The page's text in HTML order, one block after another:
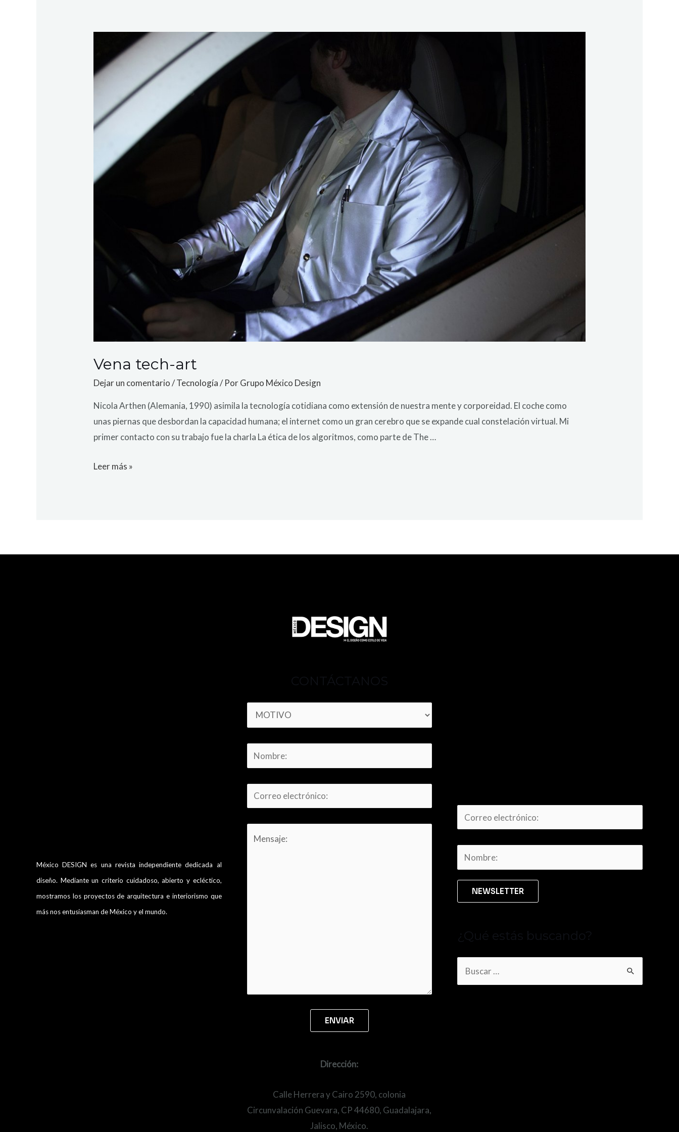
Vena tech-art
Dejar un comentario /Tecnología/ PorGrupo México Design
Nicola Arthen (Alemania, 1990) asimila la tecnología cotidiana como extensión de nuestra mente y corporeidad. El coche como
unas piernas que desbordan la capacidad humana; el internet como un gran cerebro que se expande cual constelación virtual. Mi
primer contacto con su trabajo fue la charla La ética de los algoritmos, como parte de The …
Leer más »
México DESIGN es una revista independiente dedicada al
diseño. Mediante un criterio cuidadoso, abierto y ecléctico,
mostramos los proyectos de arquitectura e interiorismo que
más nos entusiasman de México y el mundo.
CONTÁCTANOS
Dirección:
Calle Herrera y Cairo 2590, colonia
Circunvalación Guevara, CP 44680, Guadalajara,
Jalisco, México.
¿Qué estás buscando?